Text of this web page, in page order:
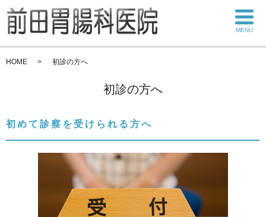
MENU
HOME 初診の方へ
初診の方へ
初めて診察を受けられる方へ